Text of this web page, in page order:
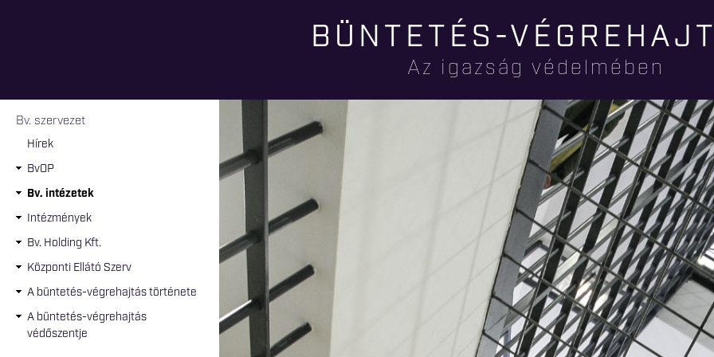
tartalomra
BÜNTETÉS-
Az igazság védelmében
Jelenlegi hely
Bv. szervezet
Hírek
BvOP
Bv. intézetek
Intézmények
Bv. Holding Kft.
Központi Ellátó Szerv
A büntetés-végrehajtás története
A büntetés-végrehajtás
védőszentje